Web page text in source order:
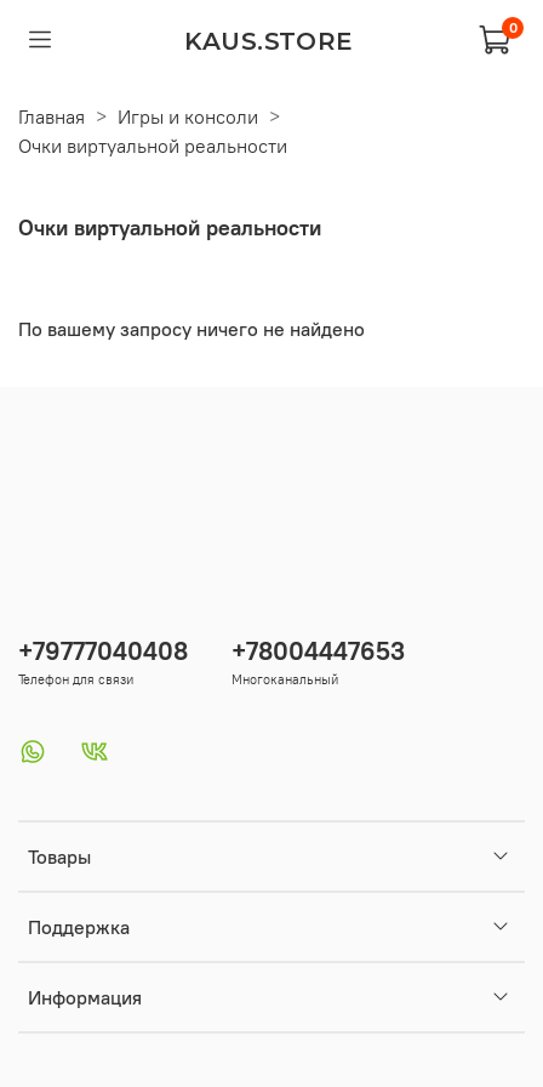
KAUS.STORE 0
Главная
Игры и консоли
Очки виртуальной реальности
Очки виртуальной реальности
По вашему запросу ничего не найдено
Товары
Поддержка
Информация
+79777040408
Телефон для связи
+78004447653
Многоканальный